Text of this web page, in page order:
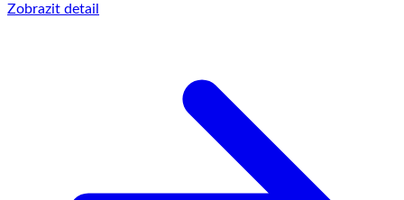
Zobrazit detail